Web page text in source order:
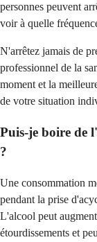
personnes peuvent
voir à quelle
N'arrêtez jamais de
professionnel de la
moment et la
de votre situation
Puis-je boire de
?
Une consommation
pendant la prise
L'alcool peut
étourdissements et